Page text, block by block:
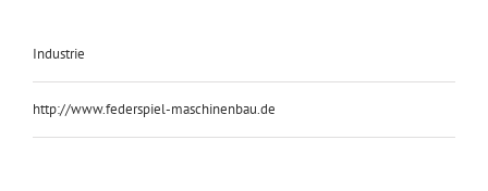
Industrie
http://www.federspiel-maschinenbau.de